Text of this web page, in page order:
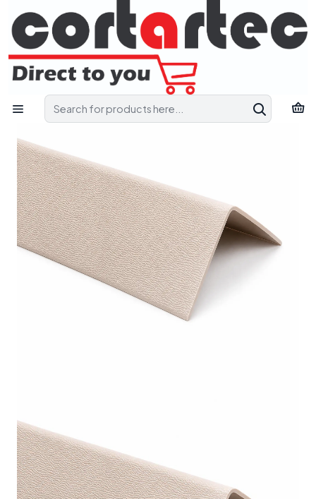
suitable solution for your project.
Pedir Apoio Técnico
Home Catalog Wall Protection
COR CG 76B - Perfis de 3M